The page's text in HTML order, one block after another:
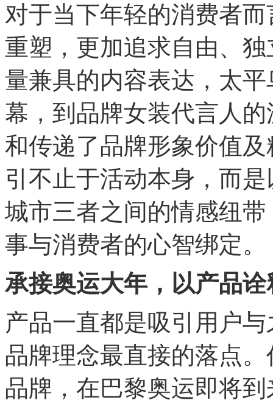
对于当下年轻的消费者
重塑，更加追求自由、
量兼具的内容表达，太
幕，到品牌女装代言人
和传递了品牌形象价值
引不止于活动本身，而
城市三者之间的情感纽
事与消费者的心智绑定。
承接奥运大年，以产品
产品一直都是吸引用户
品牌理念最直接的落点
品牌，在巴黎奥运即将